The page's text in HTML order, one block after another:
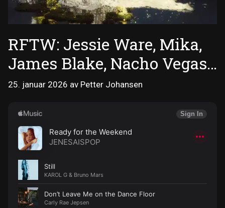
RFTW: Jessie Ware, Mika,
James Blake, Nacho Vegas…
25. januar 2026 av Petter Johansen